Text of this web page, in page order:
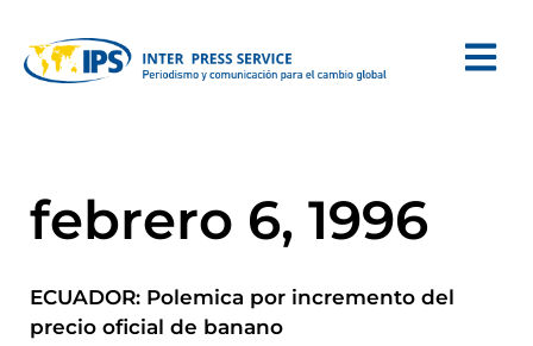
febrero 6, 1996
ECUADOR: Polemica por incremento del
precio oficial de banano